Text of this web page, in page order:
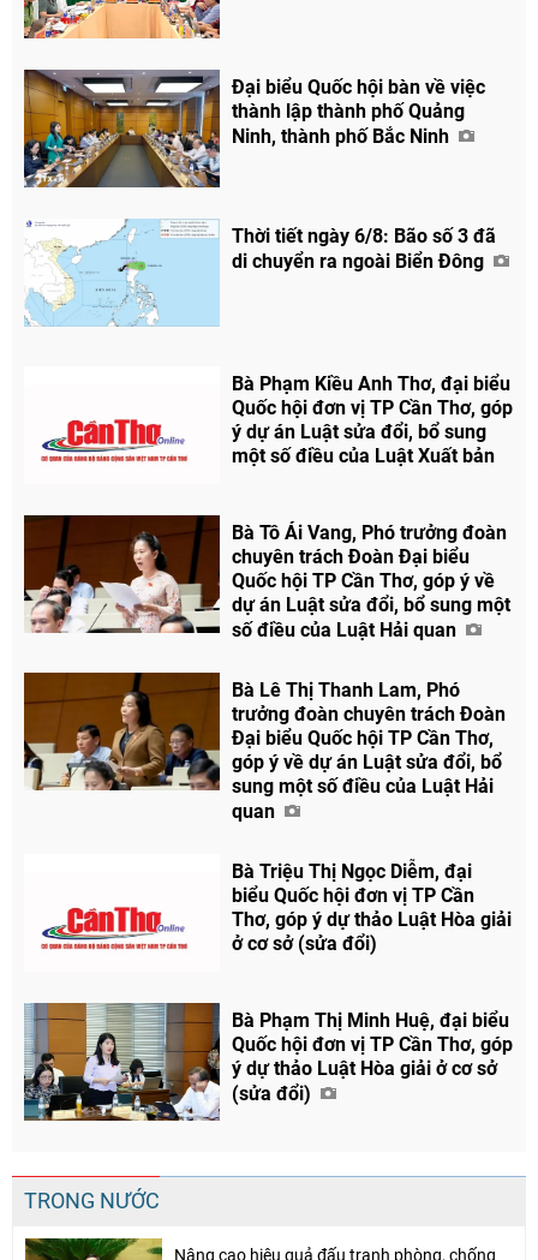
Facebook
Đại biểu Quốc hội bàn về việc
thành lập thành phố Quảng
Ninh, thành phố Bắc Ninh
Thời tiết ngày 6/8: Bão số 3 đã
di chuyển ra ngoài Biển Đông
Bà Phạm Kiều Anh Thơ, đại biểu
Quốc hội đơn vị TP Cần Thơ, góp
ý dự án Luật sửa đổi, bổ sung
một số điều của Luật Xuất bản
Bà Tô Ái Vang, Phó trưởng đoàn
chuyên trách Đoàn Đại biểu
Quốc hội TP Cần Thơ, góp ý về
dự án Luật sửa đổi, bổ sung một
số điều của Luật Hải quan
Bà Lê Thị Thanh Lam, Phó
trưởng đoàn chuyên trách Đoàn
Đại biểu Quốc hội TP Cần Thơ,
góp ý về dự án Luật sửa đổi, bổ
sung một số điều của Luật Hải
quan
Bà Triệu Thị Ngọc Diễm, đại
biểu Quốc hội đơn vị TP Cần
Thơ, góp ý dự thảo Luật Hòa giải
ở cơ sở (sửa đổi)
Bà Phạm Thị Minh Huệ, đại biểu
Quốc hội đơn vị TP Cần Thơ, góp
ý dự thảo Luật Hòa giải ở cơ sở
(sửa đổi)
TRONG NƯỚC
Nâng cao hiệu quả đấu tranh phòng, chống